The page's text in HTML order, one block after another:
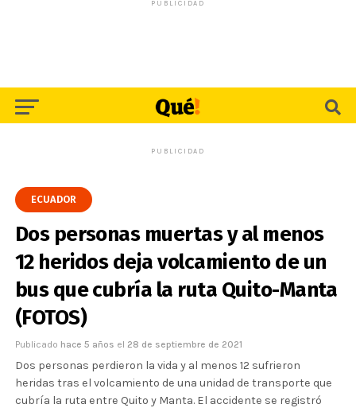
PUBLICIDAD
PUBLICIDAD
ECUADOR
Dos personas muertas y al menos
12 heridos deja volcamiento de un
bus que cubría la ruta Quito-Manta
(FOTOS)
Publicado hace 5 años el 28 de septiembre de 2021
Dos personas perdieron la vida y al menos 12 sufrieron
heridas tras el volcamiento de una unidad de transporte que
cubría la ruta entre Quito y Manta. El accidente se registró